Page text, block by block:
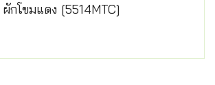
ผักโขมแดง [5514MTC]